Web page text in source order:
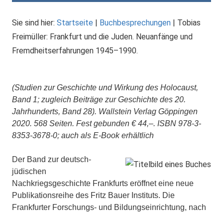
Sie sind hier: Startseite | Buchbesprechungen | Tobias
Freimüller: Frankfurt und die Juden. Neuanfänge und
Fremdheitserfahrungen 1945–1990.
(Studien zur Geschichte und Wirkung des Holocaust,
Band 1; zugleich Beiträge zur Geschichte des 20.
Jahrhunderts, Band 28). Wallstein Verlag Göppingen
2020. 568 Seiten. Fest gebunden € 44,–. ISBN 978-3-
8353-3678-0; auch als E-Book erhältlich
Der Band zur deutsch-
jüdischen
Nachkriegsgeschichte Frankfurts eröffnet eine neue
Publikationsreihe des Fritz Bauer Instituts. Die
Frankfurter Forschungs- und Bildungseinrichtung, nach